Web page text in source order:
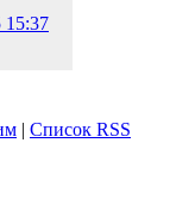
15:37
| Список RSS